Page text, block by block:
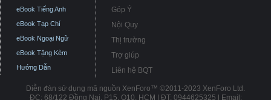
eBook Tiếng Anh
eBook Tạp Chí
eBook Ngoại Ngữ
eBook Tặng Kèm
Hướng Dẫn
Góp Ý
Nội Quy
Thị trường
Trợ giúp
Liên hệ BQT
Diễn đàn sử dụng mã nguồn XenForo™ ©2011-2023 XenForo Ltd.
ĐC: 68/122 Đồng Nai, P15, Q10, HCM | ĐT: 0944625325 | Email: